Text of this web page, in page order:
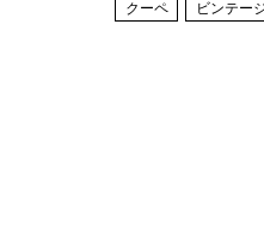
クーペ ビンテー